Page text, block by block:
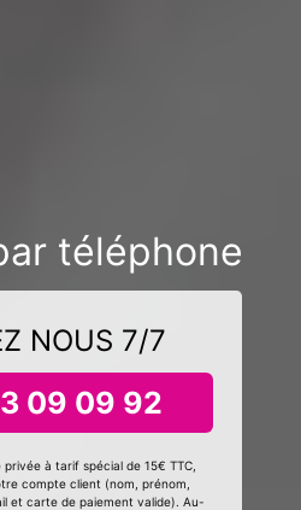
téléphone
NOUS 7/7
09 09 92
à tarif spécial de 15€ TTC,
compte client (nom, prénom,
et carte de paiement valide). Au-